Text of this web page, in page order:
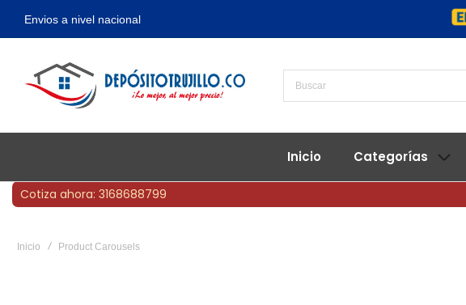
Envios a nivel nacional
Inicio Categorías
Cotiza ahora: 3168688799
Inicio Product Carousels